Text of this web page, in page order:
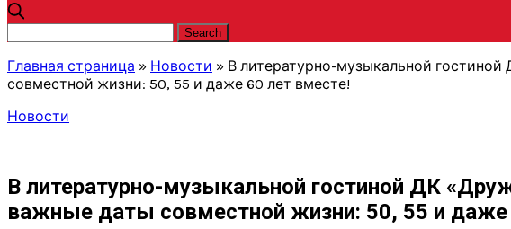
Главная страница » Новости » В литературно-музыкальной
совместной жизни: 50, 55 и даже 60 лет вместе!
Новости
В литературно-музыкальной гостиной ДК
важные даты совместной жизни: 50, 55 и даже